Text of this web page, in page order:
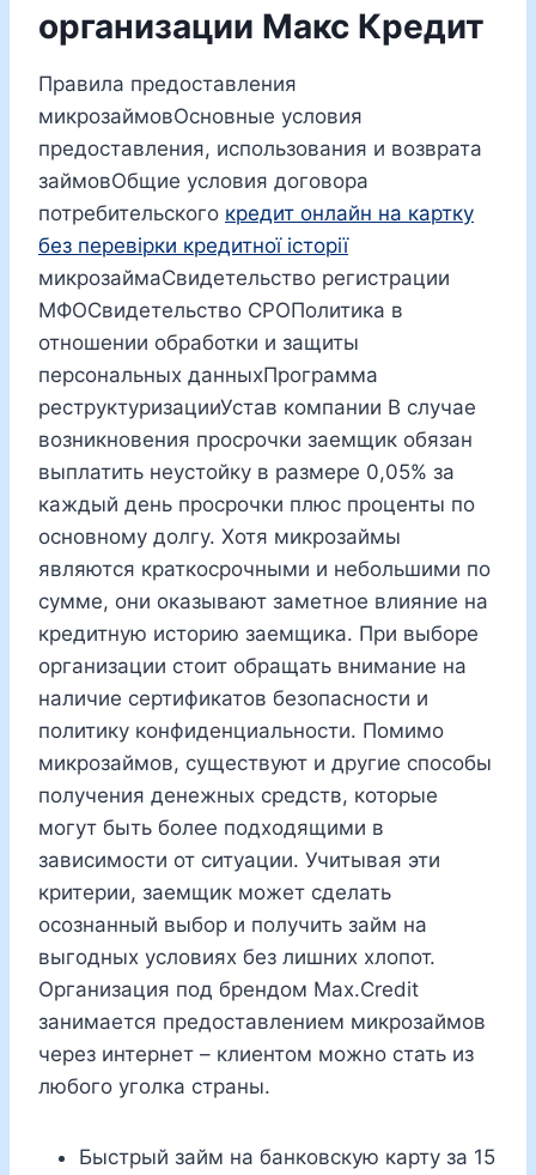
организации Макс Кредит
Правила предоставления
микрозаймовОсновные условия
предоставления, использования и возврата
займовОбщие условия договора
потребительского кредит онлайн на картку
без перевірки кредитної історії
микрозаймаСвидетельство регистрации
МФОСвидетельство СРОПолитика в
отношении обработки и защиты
персональных данныхПрограмма
реструктуризацииУстав компании В случае
возникновения просрочки заемщик обязан
выплатить неустойку в размере 0,05% за
каждый день просрочки плюс проценты по
основному долгу. Хотя микрозаймы
являются краткосрочными и небольшими по
сумме, они оказывают заметное влияние на
кредитную историю заемщика. При выборе
организации стоит обращать внимание на
наличие сертификатов безопасности и
политику конфиденциальности. Помимо
микрозаймов, существуют и другие способы
получения денежных средств, которые
могут быть более подходящими в
зависимости от ситуации. Учитывая эти
критерии, заемщик может сделать
осознанный выбор и получить займ на
выгодных условиях без лишних хлопот.
Организация под брендом Max.Credit
занимается предоставлением микрозаймов
через интернет – клиентом можно стать из
любого уголка страны.
Быстрый займ на банковскую карту за 15